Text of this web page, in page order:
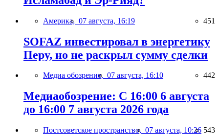
Америка, 07 августа, 16:19 451
SOFAZ инвестировал в энергетику
Перу, но не раскрыл сумму сделки
Медиа обозрение, 07 августа, 16:10 442
Медиаобозрение: С 16:00 6 августа
до 16:00 7 августа 2026 года
Постсоветское пространство, 07 августа, 10:26 543